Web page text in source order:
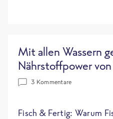
Mit allen Wassern
Nährstoffpower
3 Kommentare
Fisch & Fertig: Warum